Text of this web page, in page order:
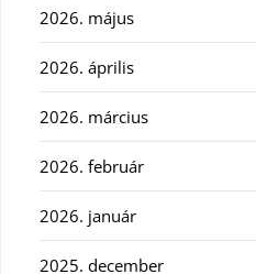
2026. május
2026. április
2026. március
2026. február
2026. január
2025. december